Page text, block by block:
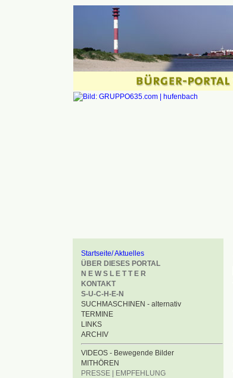
Startseite/ Aktuelles
ÜBER DIESES PORTAL
N E W S L E T T E R
KONTAKT
S-U-C-H-E-N
SUCHMASCHINEN - alternativ
TERMINE
LINKS
ARCHIV
VIDEOS - Bewegende Bilder
MITHÖREN
PRESSE | EMPFEHLUNG